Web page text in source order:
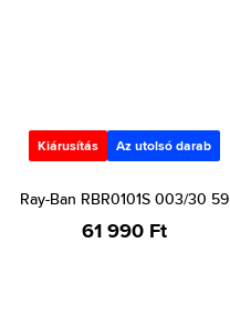
Kiárusítás Az utolsó darab
Ray-Ban RBR0101S 003/30 59
61 990 Ft